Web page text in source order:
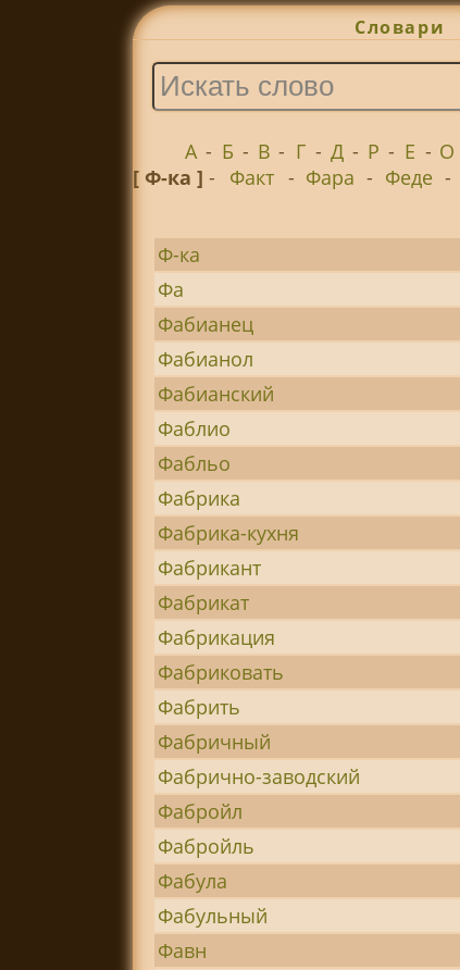
Словари
А - Б - В - Г - Д - Р - Е - О
[ Ф-ка ]- Факт - Фара - Феде -
Ф-ка
Фа
Фабианец
Фабианол
Фабианский
Фаблио
Фабльо
Фабрика
Фабрика-кухня
Фабрикант
Фабрикат
Фабрикация
Фабриковать
Фабрить
Фабричный
Фабрично-заводский
Фабройл
Фабройль
Фабула
Фабульный
Фавн